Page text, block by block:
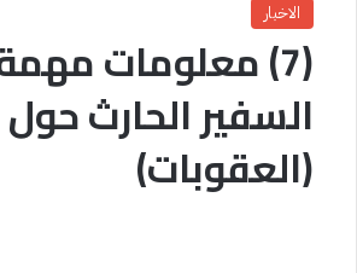
الاخبار
(7) معلومات
السفير الحارث حول
(العقوبات)